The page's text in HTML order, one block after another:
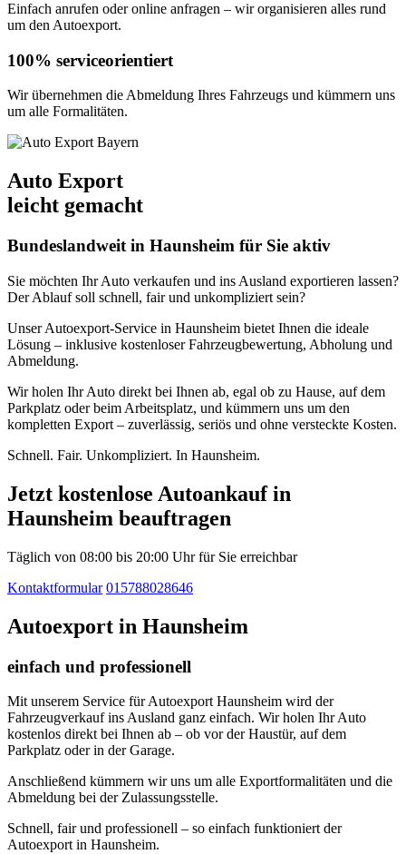
Einfach anrufen oder online anfragen – wir organisieren alles rund
um den Autoexport.
100% serviceorientiert
Wir übernehmen die Abmeldung Ihres Fahrzeugs und kümmern uns
um alle Formalitäten.
Auto Export
leicht gemacht
Bundeslandweit in Haunsheim für Sie aktiv
Sie möchten Ihr Auto verkaufen und ins Ausland exportieren lassen?
Der Ablauf soll schnell, fair und unkompliziert sein?
Unser Autoexport-Service in Haunsheim bietet Ihnen die ideale
Lösung – inklusive kostenloser Fahrzeugbewertung, Abholung und
Abmeldung.
Wir holen Ihr Auto direkt bei Ihnen ab, egal ob zu Hause, auf dem
Parkplatz oder beim Arbeitsplatz, und kümmern uns um den
kompletten Export – zuverlässig, seriös und ohne versteckte Kosten.
Schnell. Fair. Unkompliziert. In Haunsheim.
Jetzt kostenlose Autoankauf in
Haunsheim beauftragen
Täglich von 08:00 bis 20:00 Uhr für Sie erreichbar
Kontaktformular 015788028646
Autoexport in Haunsheim
einfach und professionell
Mit unserem Service für Autoexport Haunsheim wird der
Fahrzeugverkauf ins Ausland ganz einfach. Wir holen Ihr Auto
kostenlos direkt bei Ihnen ab – ob vor der Haustür, auf dem
Parkplatz oder in der Garage.
Anschließend kümmern wir uns um alle Exportformalitäten und die
Abmeldung bei der Zulassungsstelle.
Schnell, fair und professionell – so einfach funktioniert der
Autoexport in Haunsheim.